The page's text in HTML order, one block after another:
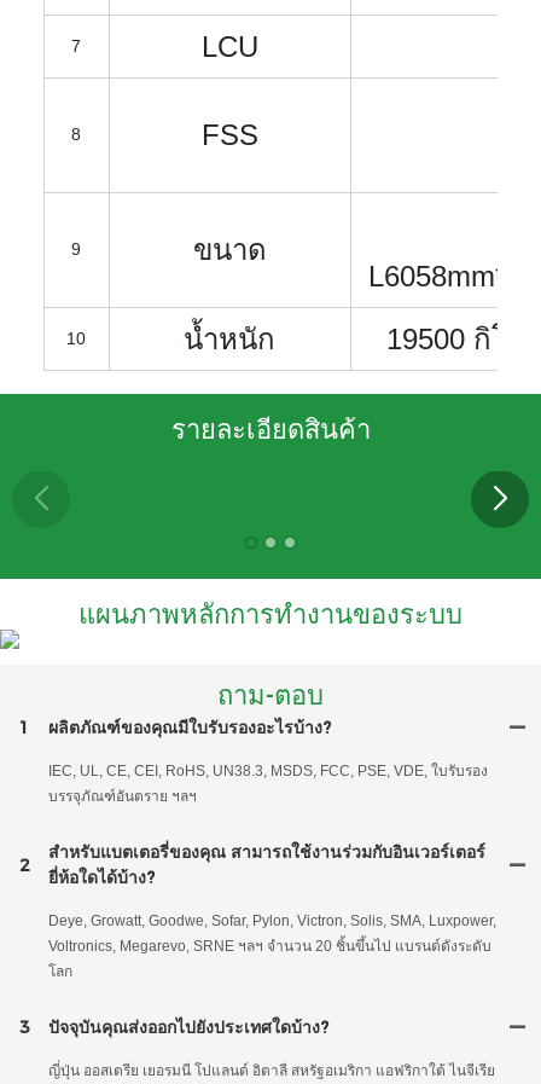
7 LCU
8 FSS
9 ขนาด
10 น้ำหนัก 19500 กิโ
รายละเอียดสินค้า
แผนภาพหลักการทำงานของระบบ
ถาม-ตอบ
1 ผลิตภัณฑ์ของคุณมีใบรับรองอะไรบ้าง?
IEC, UL, CE, CEI, RoHS, UN38.3, MSDS, FCC, PSE, VDE, ใบรับรอง
บรรจุภัณฑ์อันตราย ฯลฯ
2
สำหรับแบตเตอรี่ของคุณ สามารถใช้งานร่วมกับอินเวอร์เตอร์
ยี่ห้อใดได้บ้าง?
Deye, Growatt, Goodwe, Sofar, Pylon, Victron, Solis, SMA, Luxpower,
Voltronics, Megarevo, SRNE ฯลฯ จำนวน 20 ชิ้นขึ้นไป แบรนด์ดังระดับ
โลก
3 ปัจจุบันคุณส่งออกไปยังประเทศใดบ้าง?
ญี่ปุ่น ออสเตรีย เยอรมนี โปแลนด์ อิตาลี สหรัฐอเมริกา แอฟริกาใต้ ไนจีเรีย